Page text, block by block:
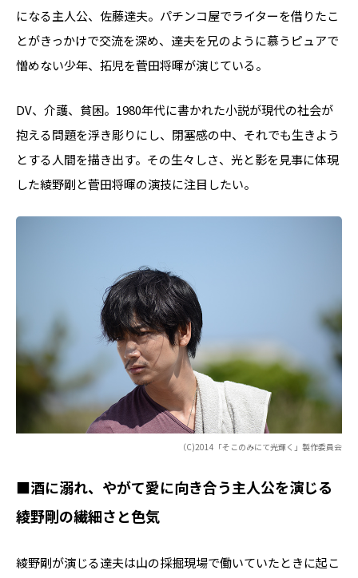
になる主人公、佐藤達夫。パチンコ屋でライターを借りたこ
とがきっかけで交流を深め、達夫を兄のように慕うピュアで
憎めない少年、拓児を菅田将暉が演じている。
DV、介護、貧困。1980年代に書かれた小説が現代の社会が
抱える問題を浮き彫りにし、閉塞感の中、それでも生きよう
とする人間を描き出す。その生々しさ、光と影を見事に体現
した綾野剛と菅田将暉の演技に注目したい。
（C)2014「そこのみにて光輝く」製作委員会
■酒に溺れ、やがて愛に向き合う主人公を演じる
綾野剛の繊細さと色気
綾野剛が演じる達夫は山の採掘現場で働いていたときに起こ